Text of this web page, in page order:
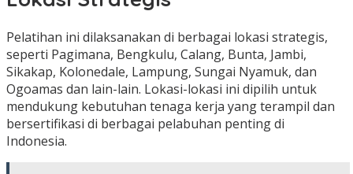
Pelatihan ini dilaksanakan di berbagai lokasi strategis,
seperti Pagimana, Bengkulu, Calang, Bunta, Jambi,
Sikakap, Kolonedale, Lampung, Sungai Nyamuk, dan
Ogoamas dan lain-lain. Lokasi-lokasi ini dipilih untuk
mendukung kebutuhan tenaga kerja yang terampil dan
bersertifikasi di berbagai pelabuhan penting di
Indonesia.